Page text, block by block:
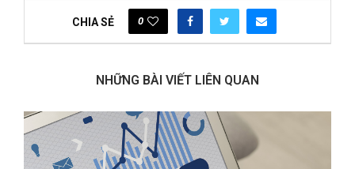
CHIA SẺ 0
NHỮNG BÀI VIẾT LIÊN QUAN